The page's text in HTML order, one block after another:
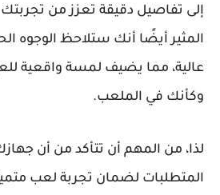
إلى تفاصيل دقيقة تعزز من
المثير أيضًا أنك ستلاحظ الوجوه
عالية، مما يضيف لمسة واقعية
وكأنك في الملعب.
لذا، من المهم أن تتأكد من أن
المتطلبات لضمان تجربة لعب